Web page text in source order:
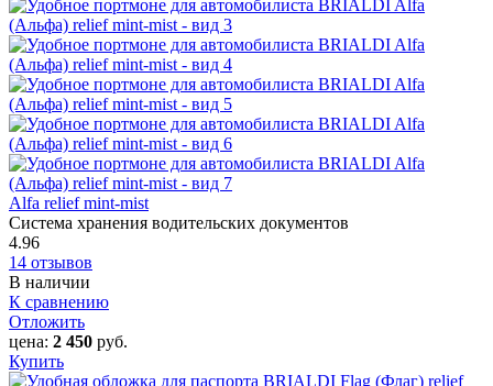
Alfa relief mint-mist
Система хранения водительских документов
4.96
14 отзывов
В наличии
К сравнению
Отложить
цена: 2 450 руб.
Купить